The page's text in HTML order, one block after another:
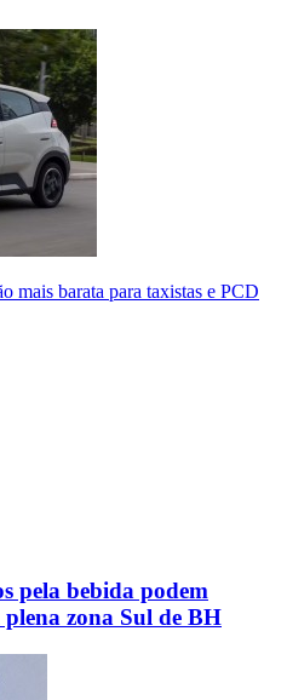
barata para taxistas e PCD
pela bebida podem
zona Sul de BH